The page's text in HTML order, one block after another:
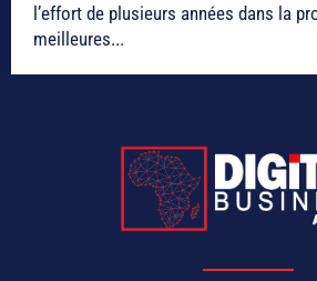
l’effort de plusieurs années dans la
meilleures...